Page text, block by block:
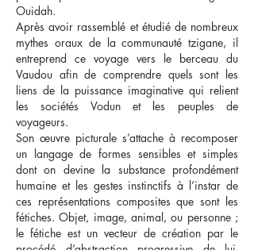
Ouidah.
Après avoir rassemblé et étudié de nombreux
mythes oraux de la communauté tzigane, il
entreprend ce voyage vers le berceau du
Vaudou afin de comprendre quels sont les
liens de la puissance imaginative qui relient
les sociétés Vodun et les peuples de
voyageurs.
Son œuvre picturale s’attache à recomposer
un langage de formes sensibles et simples
dont on devine la substance profondément
humaine et les gestes instinctifs à l’instar de
ces représentations composites que sont les
fétiches. Objet, image, animal, ou personne ;
le fétiche est un vecteur de création par le